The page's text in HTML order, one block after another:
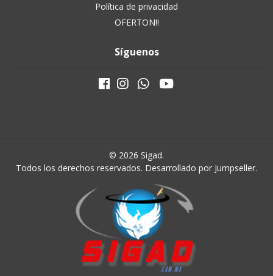
Política de privacidad
OFERTON!!
Síguenos
© 2026 Sigad.
Todos los derechos reservados. Desarrollado por Jumpseller.